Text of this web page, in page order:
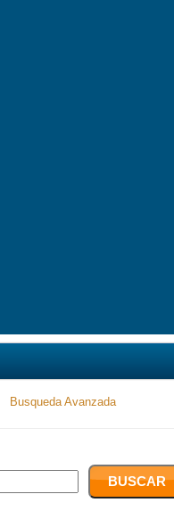
Busqueda Avanzada